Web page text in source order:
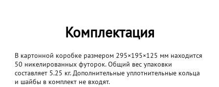
Комплектация
В картонной коробке размером 295×195×125 мм находится
50 никелированных футорок. Общий вес упаковки
составляет 5.25 кг. Дополнительные уплотнительные кольца
и шайбы в комплект не входят.